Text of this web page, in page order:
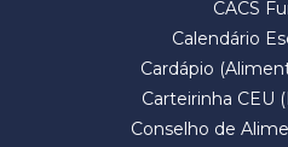
CACS
Calendário
Cardápio
Carteirinha CEU
Conselho de